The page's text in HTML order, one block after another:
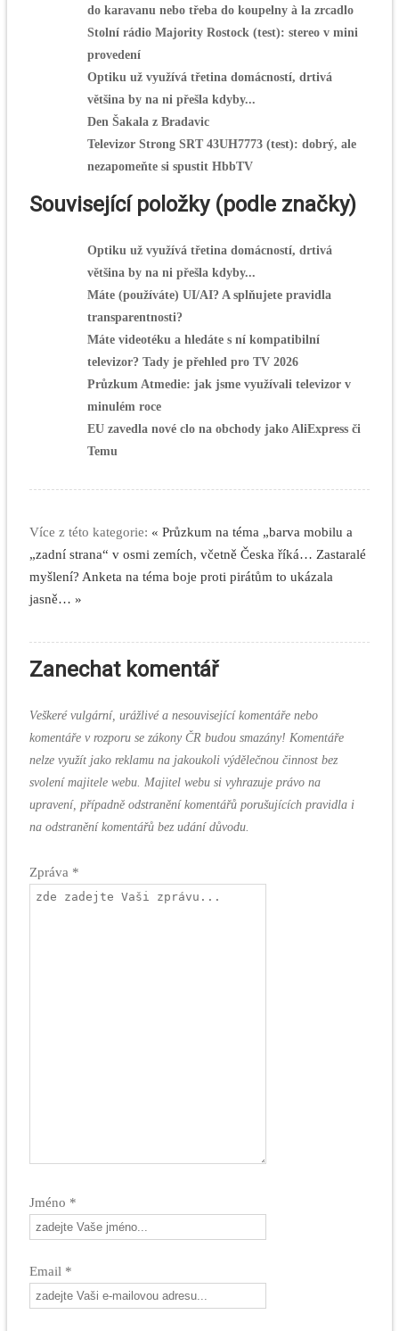
do karavanu nebo třeba do koupelny à la zrcadlo
Stolní rádio Majority Rostock (test): stereo v mini
provedení
Optiku už využívá třetina domácností, drtivá
většina by na ni přešla kdyby...
Den Šakala z Bradavic
Televizor Strong SRT 43UH7773 (test): dobrý, ale
nezapomeňte si spustit HbbTV
Související položky (podle značky)
Optiku už využívá třetina domácností, drtivá
většina by na ni přešla kdyby...
Máte (používáte) UI/AI? A splňujete pravidla
transparentnosti?
Máte videotéku a hledáte s ní kompatibilní
televizor? Tady je přehled pro TV 2026
Průzkum Atmedie: jak jsme využívali televizor v
minulém roce
EU zavedla nové clo na obchody jako AliExpress či
Temu
Více z této kategorie: « Průzkum na téma „barva mobilu a
„zadní strana“ v osmi zemích, včetně Česka říká… Zastaralé
myšlení? Anketa na téma boje proti pirátům to ukázala
jasně… »
Zanechat komentář
Veškeré vulgární, urážlivé a nesouvisející komentáře nebo
komentáře v rozporu se zákony ČR budou smazány! Komentáře
nelze využít jako reklamu na jakoukoli výdělečnou činnost bez
svolení majitele webu. Majitel webu si vyhrazuje právo na
upravení, případně odstranění komentářů porušujících pravidla i
na odstranění komentářů bez udání důvodu.
Zpráva *
Jméno *
Email *